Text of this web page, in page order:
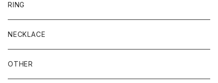
RING
NECKLACE
OTHER